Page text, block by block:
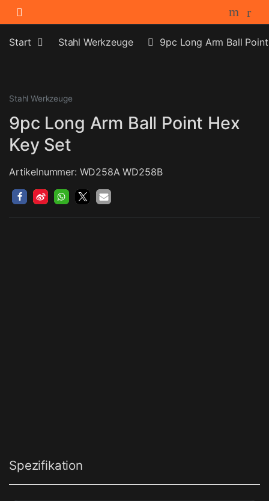
Skip to navigation
Skip to content
Start Stahl Werkzeuge 9pc Long Arm Ball
Stahl Werkzeuge
9pc Long Arm Ball Point Hex
Key Set
Artikelnummer: WD258A WD258B
Spezifikation